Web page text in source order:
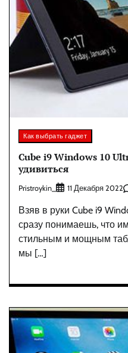
Как выбрать гаджет
Cube i9 Windows 10
удивиться
Pristroykin_ 11 Декабря 2022
Взяв в руки Cube i9
сразу понимаешь, что
стильным и мощным
мы […]